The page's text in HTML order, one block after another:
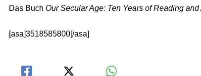
Das Buch Our Secular Age: Ten Years of Reading
[asa]3518585800[/asa]